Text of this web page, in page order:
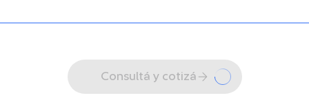
Consultá y cotizá